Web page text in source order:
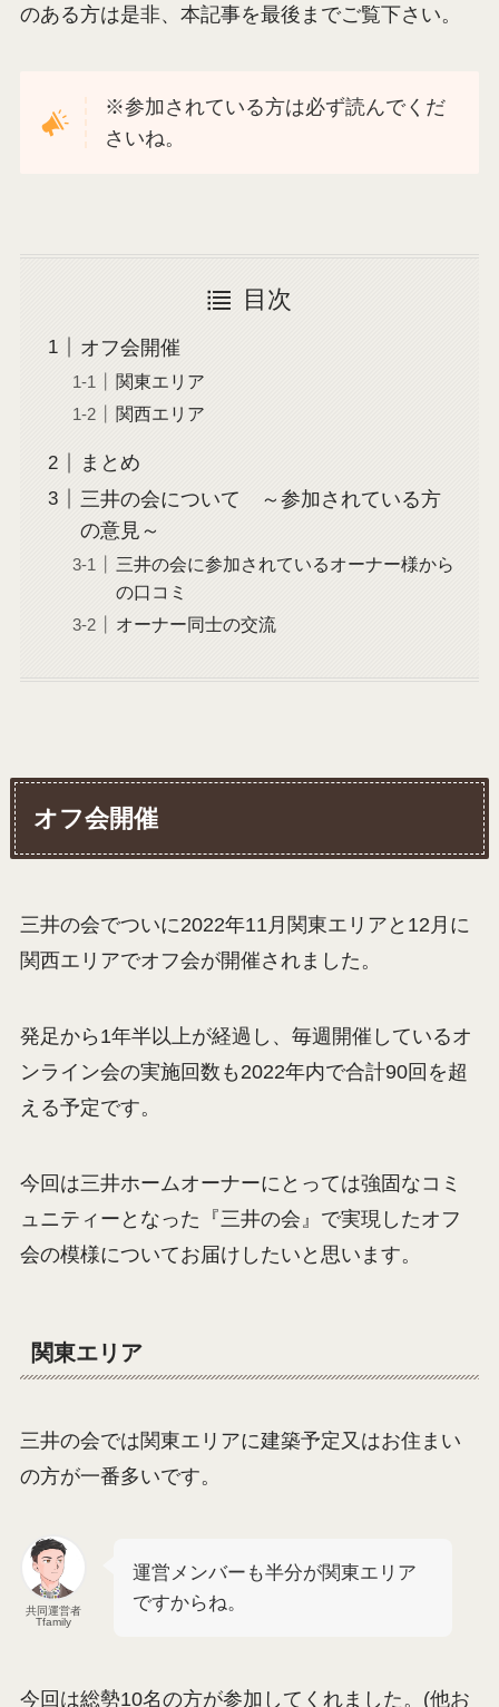
のある方は是非、本記事を最後までご覧下さい。
※参加されている方は必ず読んでくだ
さいね。
目次
オフ会開催
関東エリア
関西エリア
まとめ
三井の会について ～参加されている方
の意見～
三井の会に参加されているオーナー様から
の口コミ
オーナー同士の交流
オフ会開催
三井の会でついに2022年11月関東エリアと12月に
関西エリアでオフ会が開催されました。
発足から1年半以上が経過し、毎週開催しているオ
ンライン会の実施回数も2022年内で合計90回を超
える予定です。
今回は三井ホームオーナーにとっては強固なコミ
ュニティーとなった『三井の会』で実現したオフ
会の模様についてお届けしたいと思います。
関東エリア
三井の会では関東エリアに建築予定又はお住まい
の方が一番多いです。
共同運営者
Tfamily
運営メンバーも半分が関東エリア
ですからね。
今回は総勢10名の方が参加してくれました。(他お